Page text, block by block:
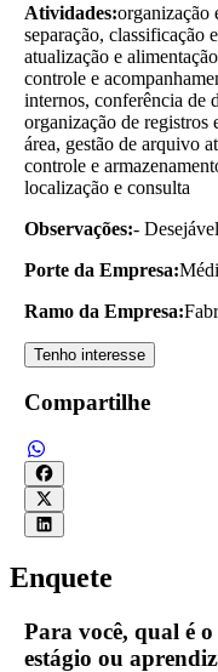
Atividades:organização
separação, classificação
atualização e
controle e
internos, conferência de
organização de registros
área, gestão de arquivo
controle e
localização e consulta
Observações:-
Porte da Empresa:
Ramo da Empresa:
Tenho interesse
Compartilhe
Enquete
Para você, qual é
estágio ou